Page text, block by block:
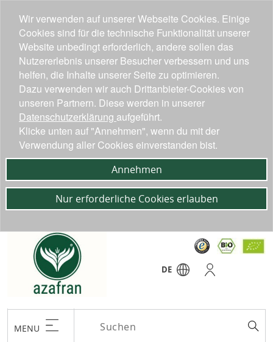
DE
MENU
Wir verwenden auf unserer Webseite Cookies. Einige
Cookies sind für die technische Funktionalität unserer
Website unbedingt erforderlich, andere sollen das
Nutzererlebnis unserer Besucher verbessern und uns
helfen, die Inhalte unserer Seite zu optimieren.
Dazu verwenden wir auch Drittanbieter-Cookies von
unseren Partnern. Diese werden in unserer
Datenschutzerklärung aufgeführt.
Klicke unten auf "Annehmen", wenn du mit der
Verwendung aller Cookies einverstanden bist.
Annehmen
Nur erforderliche Cookies erlauben